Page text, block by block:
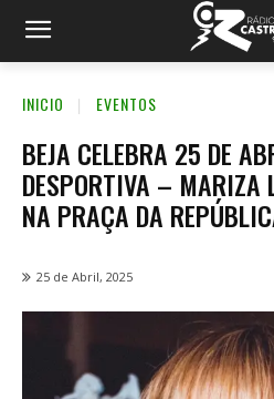
INICIO EVENTOS
BEJA CELEBRA 25 DE
DESPORTIVA – MARIZA
NA PRAÇA DA
25 de Abril, 2025